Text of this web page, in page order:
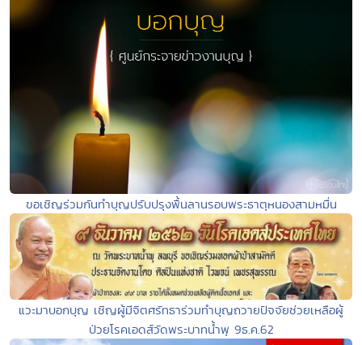
ขอเชิญร่วมกันทำบุญปรับปรุงพื้นลานรอบพระธาตุหนองสามหมื่น
แวะมาบอกบุญ เชิญผู้มีจิตศรัทธาร่วมทำบุญถวายปัจจัยช่วยเหลือผู้
ป่วยโรคเอดส์วัดพระบาทน้ำพุ 9ธ.ค.62